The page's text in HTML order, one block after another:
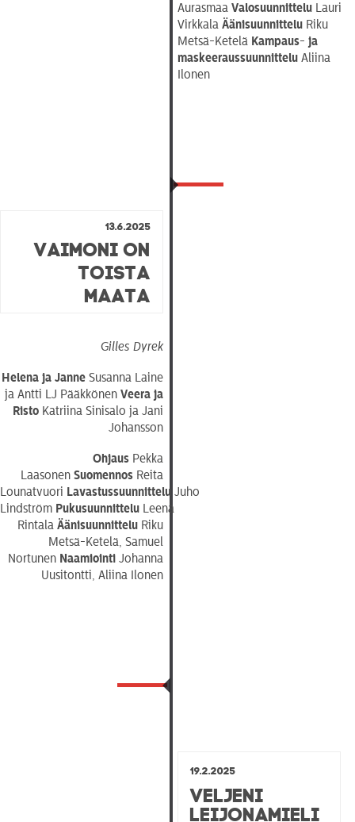
Aurasmaa ValosuunnitteluLauri
Virkkala ÄänisuunnitteluRiku
Metsä-Ketelä Kampaus- ja
maskeeraussuunnitteluAliina
Ilonen
13.6.2025
Vaimoni on
toista
maata
Gilles Dyrek
Helena ja Janne Susanna Laine
ja Antti LJ PääkkönenVeera ja
Risto Katriina Sinisalo ja Jani
Johansson
Ohjaus Pekka
LaasonenSuomennos Reita
Lounatvuori Lavastussuunnittelu Juho
Lindström Pukusuunnittelu Leena
RintalaÄänisuunnittelu Riku
Metsä-Ketelä, Samuel
Nortunen Naamiointi Johanna
Uusitontti, Aliina Ilonen
19.2.2025
Veljeni
Leijonamieli